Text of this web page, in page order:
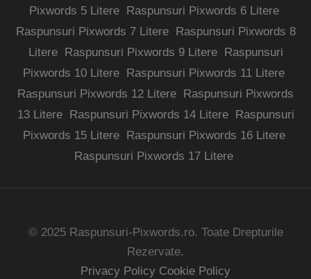
Pixwords 5 Litere
Raspunsuri Pixwords 6 Litere
Raspunsuri Pixwords 7 Litere
Raspunsuri Pixwords 8
Litere
Raspunsuri Pixwords 9 Litere
Raspunsuri
Pixwords 10 Litere Raspunsuri Pixwords 11 Litere
Raspunsuri Pixwords 12 Litere Raspunsuri Pixwords
13 Litere
Raspunsuri Pixwords 14 Litere
Raspunsuri
Pixwords 15 Litere
Raspunsuri Pixwords 16 Litere
Raspunsuri Pixwords 17 Litere
© 2025 Raspunsuri-Pixwords.ro. Toate Drepturile
Rezervate.
Privacy Policy Cookie Policy